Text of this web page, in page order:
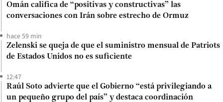
Omán califica de “positivas y constructivas” las
conversaciones con Irán sobre estrecho de Ormuz
hace 59 min
Zelenski se queja de que el suministro mensual de Patriots
de Estados Unidos no es suficiente
12:47
Raúl Soto advierte que el Gobierno “está privilegiando a
un pequeño grupo del país” y destaca coordinación